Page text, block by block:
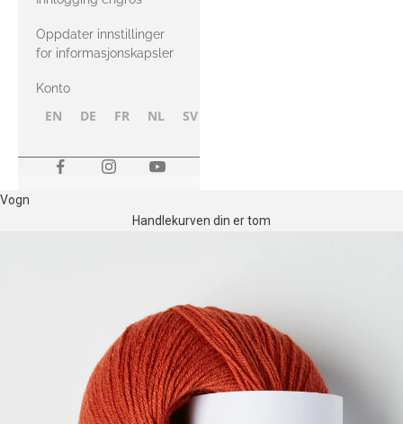
Oppdater innstillinger
for informasjonskapsler
Konto
EN DE FR NL SV
Vogn
Handlekurven din er tom